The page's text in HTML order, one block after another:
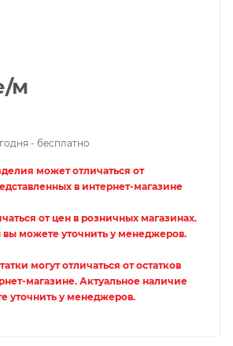
/м
- бесплатно
может отличаться от
в интернет-магазине
от цен в розничных магазинах.
можете уточнить у менеджеров.
могут отличаться от остатков
магазине. Актуальное наличие
уточнить у менеджеров.